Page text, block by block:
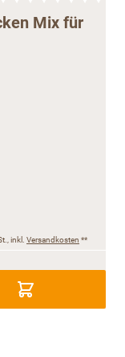
Mix für
inkl. Versandkosten **